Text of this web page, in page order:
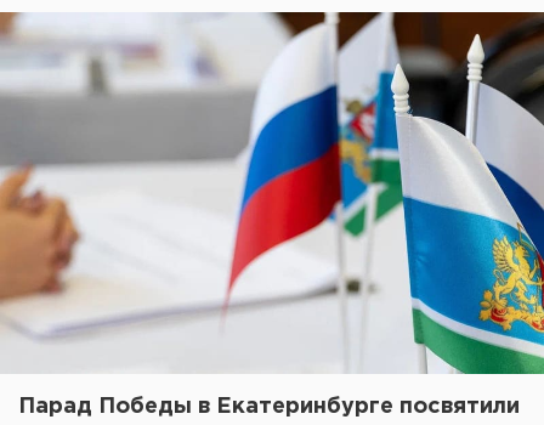
Парад Победы в Екатеринбурге посвятили